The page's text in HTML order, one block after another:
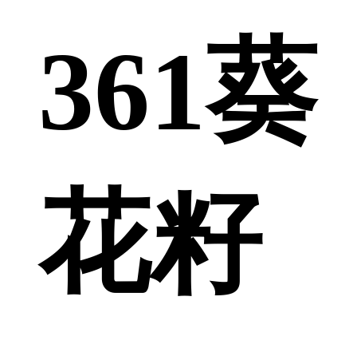
361葵
花籽